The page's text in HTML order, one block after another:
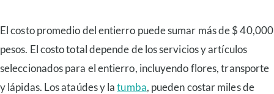
El costo promedio del entierro puede sumar más de $ 40,000
pesos. El costo total depende de los servicios y artículos
seleccionados para el entierro, incluyendo flores, transporte
y lápidas. Los ataúdes y latumba, pueden costar miles de